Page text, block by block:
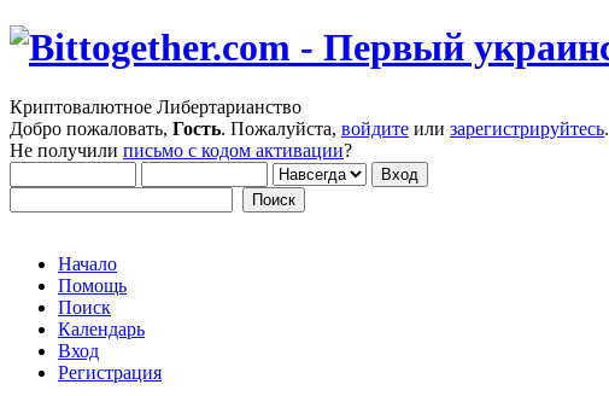
Криптовалютное Либертарианство
Добро пожаловать, Гость. Пожалуйста, войдите или зарегистрируйтесь.
Не получили письмо с кодом активации?
Начало
Помощь
Поиск
Календарь
Вход
Регистрация